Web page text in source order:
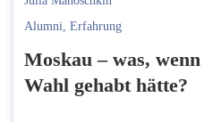
Alumni, Erfahrung
Moskau – was,
Wahl gehabt hätte?